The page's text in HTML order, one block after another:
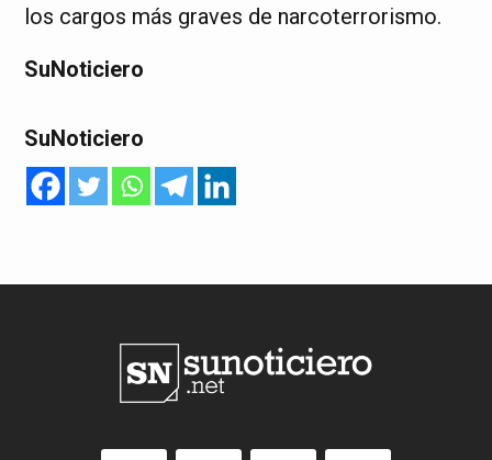
los cargos más graves de narcoterrorismo.
SuNoticiero
SuNoticiero